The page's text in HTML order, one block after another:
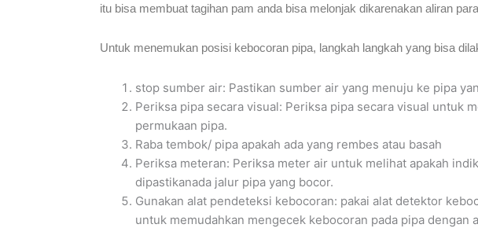
itu bisa membuat tagihan pam anda bisa melonjak dikarenakan aliran
Untuk menemukan posisi kebocoran pipa, langkah langkah yang bisa
stop sumber air: Pastikan sumber air yang menuju ke pipa
Periksa pipa secara visual: Periksa pipa secara visual untuk
permukaan pipa.
Raba tembok/ pipa apakah ada yang rembes atau basah
Periksa meteran: Periksa meter air untuk melihat apakah
dipastikanada jalur pipa yang bocor.
Gunakan alat pendeteksi kebocoran: pakai alat detektor
untuk memudahkan mengecek kebocoran pada pipa dengan